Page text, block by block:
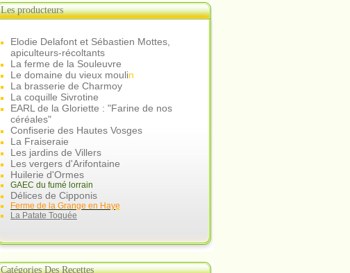
Les producteurs
Elodie Delafont et Sébastien Mottes,
apiculteurs-récoltants
La ferme de la Souleuvre
Le domaine du vieux moulin
La brasserie de Charmoy
La coquille Sivrotine
EARL de la Gloriette : "Farine de nos
céréales"
Confiserie des Hautes Vosges
La Fraiseraie
Les jardins de Villers
Les vergers d'Arifontaine
Huilerie d'Ormes
GAEC du fumé lorrain
Délices de Cipponis
Ferme de la Grange en Haye
La Patate Toquée
Catégories Des Recettes